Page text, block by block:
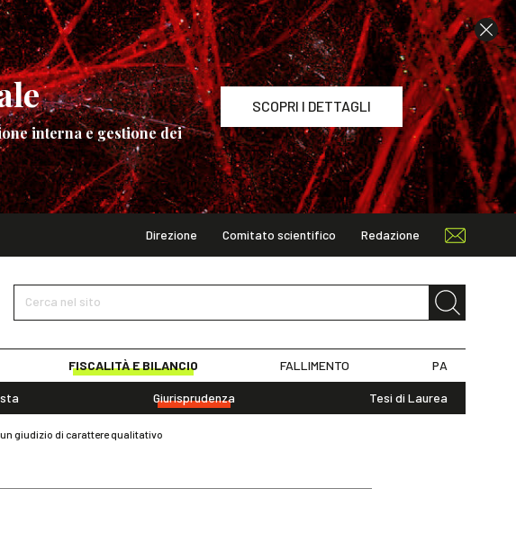
interna e gestione dei
SCOPRI I DETTAGLI
Direzione Comitato scientifico Redazione
Cerca nel sito
FISCALITÀ E BILANCIO FALLIMENTO PA
Giurisprudenza Tesi di Laurea
giudizio di carattere qualitativo